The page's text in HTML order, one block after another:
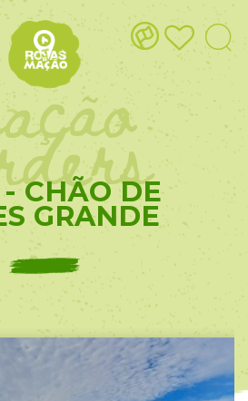
CHÃO DE
GRANDE